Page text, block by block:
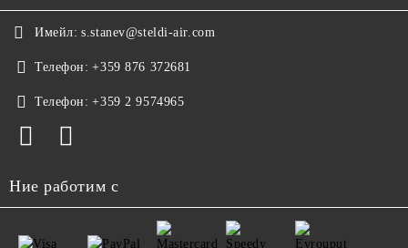
Имейл: s.stanev@steldi-air.com
Телефон: +359 876 372681
Телефон: +359 2 9574965
Ние работим с